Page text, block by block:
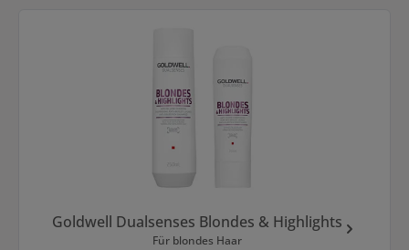
Goldwell Dualsenses Blondes & Highlights
Für blondes Haar